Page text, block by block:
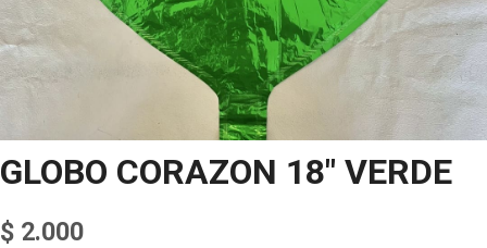
GLOBO CORAZON 18″ VERDE
$ 2.000